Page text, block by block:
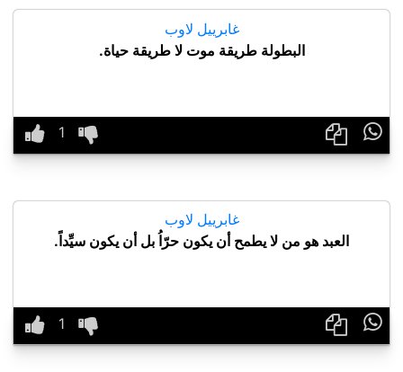
غابرييل لاوب
البطولة طريقة موت لا طريقة حياة.

غابرييل لاوب
العبد هو من لا يطمح أن يكون حرّاُ بل أن يكون سيِّداً.
